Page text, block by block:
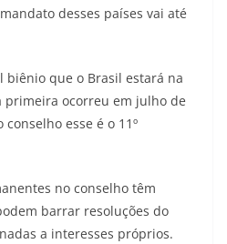
desses países vai até
biênio que o Brasil estará na
primeira ocorreu em julho de
conselho esse é o 11º
no conselho têm
barrar resoluções do
a interesses próprios.